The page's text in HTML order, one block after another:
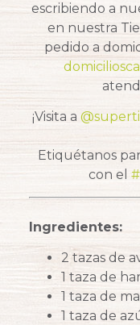
escribiendo a
en nuestra
pedido a
¡Visita a
Etiquétanos
con el
Ingredientes:
2 tazas de
1 taza de
1 taza de
1 taza de